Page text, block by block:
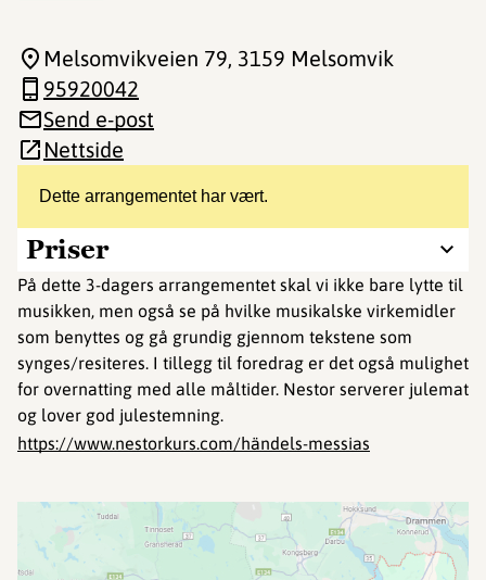
Dette arrangementet har vært.
Priser
På dette 3-dagers arrangementet skal vi ikke bare lytte til
musikken, men også se på hvilke musikalske virkemidler
som benyttes og gå grundig gjennom tekstene som
synges/resiteres. I tillegg til foredrag er det også mulighet
for overnatting med alle måltider. Nestor serverer julemat
og lover god julestemning.
https://www.nestorkurs.com/händels-messias
Melsomvikveien 79, 3159 Melsomvik
95920042
Send e-post
Nettside